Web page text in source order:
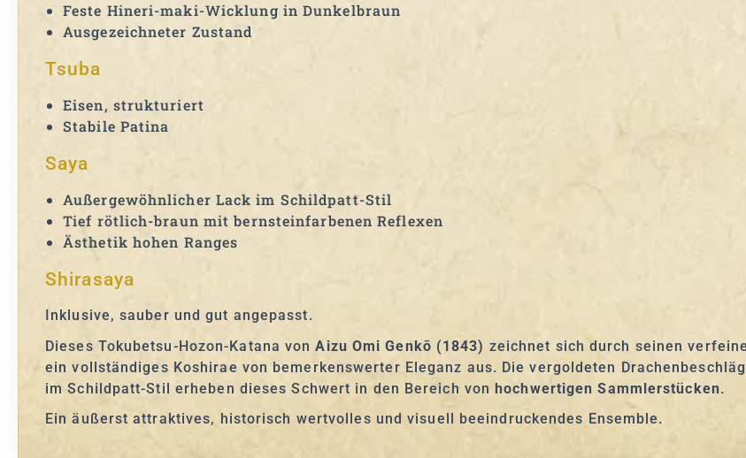
Feste Hineri-maki-Wicklung in Dunkelbraun
Ausgezeichneter Zustand
Tsuba
Eisen, strukturiert
Stabile Patina
Saya
Außergewöhnlicher Lack im Schildpatt-Stil
Tief rötlich-braun mit bernsteinfarbenen Reflexen
Ästhetik hohen Ranges
Shirasaya
Inklusive, sauber und gut angepasst.
Dieses Tokubetsu-Hozon-Katana vonAizu Omi Genkō (1843) zeichnet sich durch seinen
ein vollständiges Koshirae von bemerkenswerter Eleganz aus. Die vergoldeten
im Schildpatt-Stil erheben dieses Schwert in den Bereich von hochwertigen Sammlerstücken.
Ein äußerst attraktives, historisch wertvolles und visuell beeindruckendes Ensemble.